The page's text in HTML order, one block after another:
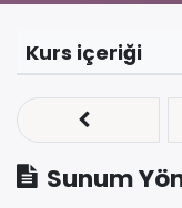
Kurs içeriği
Sunum